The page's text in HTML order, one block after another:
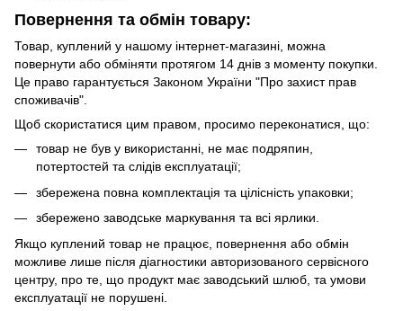
Повернення та обмін товару:
Товар, куплений у нашому інтернет-магазині, можна
повернути або обміняти протягом 14 днів з моменту покупки.
Це право гарантується Законом України "Про захист прав
споживачів".
Щоб скористатися цим правом, просимо переконатися, що:
товар не був у використанні, не має подряпин,
потертостей та слідів експлуатації;
збережена повна комплектація та цілісність упаковки;
збережено заводське маркування та всі ярлики.
Якщо куплений товар не працює, повернення або обмін
можливе лише після діагностики авторизованого сервісного
центру, про те, що продукт має заводський шлюб, та умови
експлуатації не порушені.